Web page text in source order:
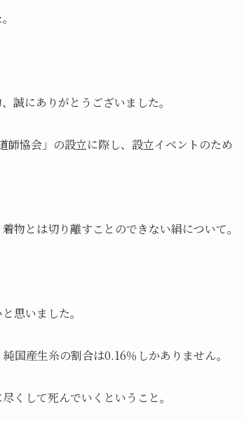
誠にありがとうございました。
師協会」の設立に際し、設立イベントのため
物とは切り離すことのできない絹について。
思いました。
国産生糸の割合は0.16％しかありません。
くして死んでいくということ。